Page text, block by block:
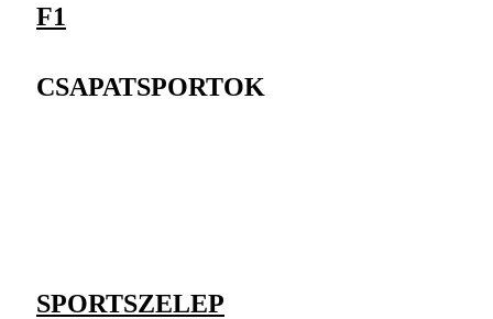
F1
CSAPATSPORTOK
SPORTSZELEP